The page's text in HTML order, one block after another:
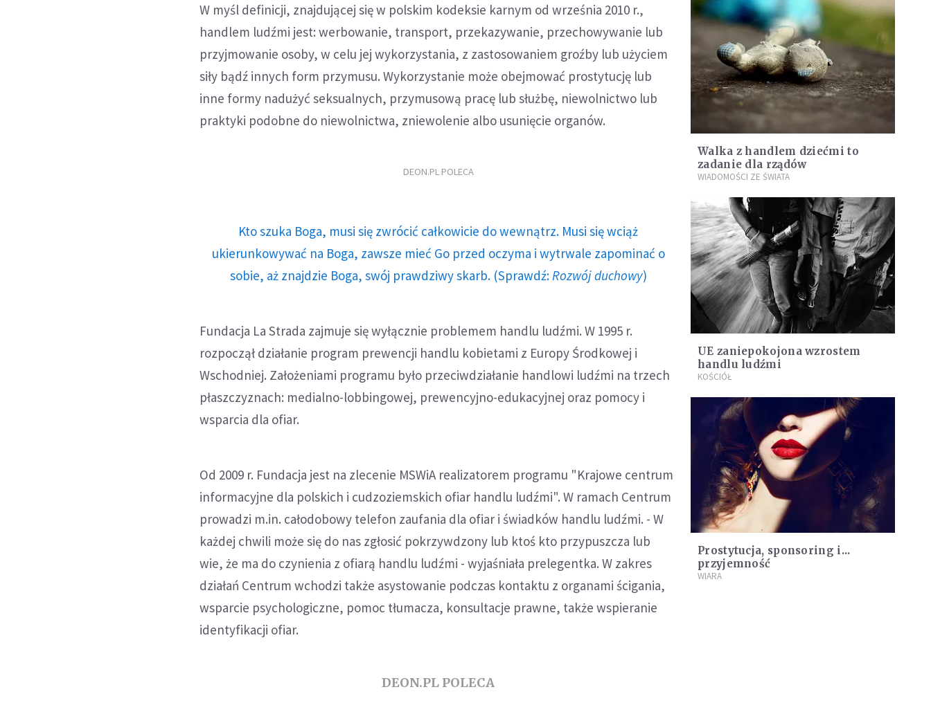
W myśl definicji, znajdującej się w polskim kodeksie karnym od września 2010 r.,
handlem ludźmi jest: werbowanie, transport, przekazywanie, przechowywanie lub
przyjmowanie osoby, w celu jej wykorzystania, z zastosowaniem groźby lub użyciem
siły bądź innych form przymusu. Wykorzystanie może obejmować prostytucję lub
inne formy nadużyć seksualnych, przymusową pracę lub służbę, niewolnictwo lub
praktyki podobne do niewolnictwa, zniewolenie albo usunięcie organów.
DEON.PL POLECA
Kto szuka Boga, musi się zwrócić całkowicie do wewnątrz. Musi się wciąż
ukierunkowywać na Boga, zawsze mieć Go przed oczyma i wytrwale zapominać o
sobie, aż znajdzie Boga, swój prawdziwy skarb. (Sprawdź: Rozwój duchowy)
Fundacja La Strada zajmuje się wyłącznie problemem handlu ludźmi. W 1995 r.
rozpoczął działanie program prewencji handlu kobietami z Europy Środkowej i
Wschodniej. Założeniami programu było przeciwdziałanie handlowi ludźmi na trzech
płaszczyznach: medialno-lobbingowej, prewencyjno-edukacyjnej oraz pomocy i
wsparcia dla ofiar.
Od 2009 r. Fundacja jest na zlecenie MSWiA realizatorem programu "Krajowe centrum
informacyjne dla polskich i cudzoziemskich ofiar handlu ludźmi". W ramach Centrum
prowadzi m.in. całodobowy telefon zaufania dla ofiar i świadków handlu ludźmi. - W
każdej chwili może się do nas zgłosić pokrzywdzony lub ktoś kto przypuszcza lub
wie, że ma do czynienia z ofiarą handlu ludźmi - wyjaśniała prelegentka. W zakres
działań Centrum wchodzi także asystowanie podczas kontaktu z organami ścigania,
wsparcie psychologiczne, pomoc tłumacza, konsultacje prawne, także wspieranie
identyfikacji ofiar.
DEON.PL POLECA
Walka z handlem dziećmi to
zadanie dla rządów
WIADOMOŚCI ZE ŚWIATA
UE zaniepokojona wzrostem
handlu ludźmi
KOŚCIÓŁ
Prostytucja, sponsoring i...
przyjemność
WIARA